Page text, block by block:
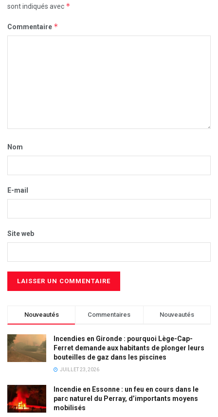
sont indiqués avec *
Commentaire *
Nom
E-mail
Site web
Nouveautés Commentaires Nouveautés
Incendies en Gironde : pourquoi Lège-Cap-
Ferret demande aux habitants de plonger leurs
bouteilles de gaz dans les piscines
JUILLET 23, 2026
Incendie en Essonne : un feu en cours dans le
parc naturel du Perray, d’importants moyens
mobilisés